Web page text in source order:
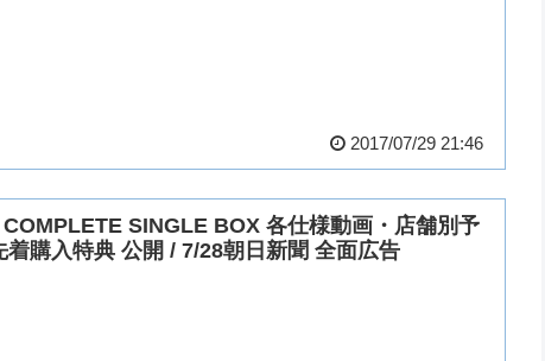
2017/07/29 21:46
COMPLETE SINGLE BOX 各仕様動画・店舗別予
着購入特典 公開 / 7/28朝日新聞 全面広告